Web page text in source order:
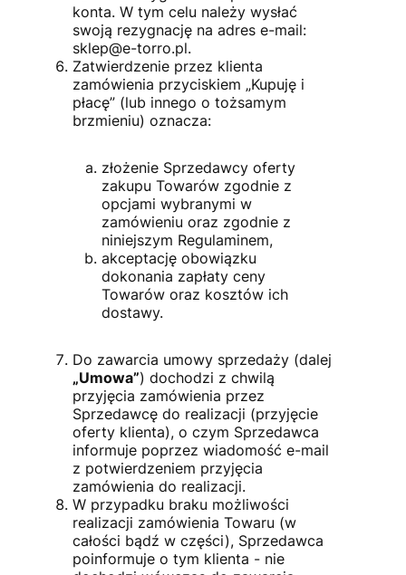
konta. W tym celu należy wysłać
swoją rezygnację na adres e-mail:
sklep@e-torro.pl.
Zatwierdzenie przez klienta
zamówienia przyciskiem „Kupuję i
płacę” (lub innego o tożsamym
brzmieniu) oznacza:
złożenie Sprzedawcy oferty
zakupu Towarów zgodnie z
opcjami wybranymi w
zamówieniu oraz zgodnie z
niniejszym Regulaminem,
akceptację obowiązku
dokonania zapłaty ceny
Towarów oraz kosztów ich
dostawy.
Do zawarcia umowy sprzedaży (dalej
„Umowa”) dochodzi z chwilą
przyjęcia zamówienia przez
Sprzedawcę do realizacji (przyjęcie
oferty klienta), o czym Sprzedawca
informuje poprzez wiadomość e-mail
z potwierdzeniem przyjęcia
zamówienia do realizacji.
W przypadku braku możliwości
realizacji zamówienia Towaru (w
całości bądź w części), Sprzedawca
poinformuje o tym klienta - nie